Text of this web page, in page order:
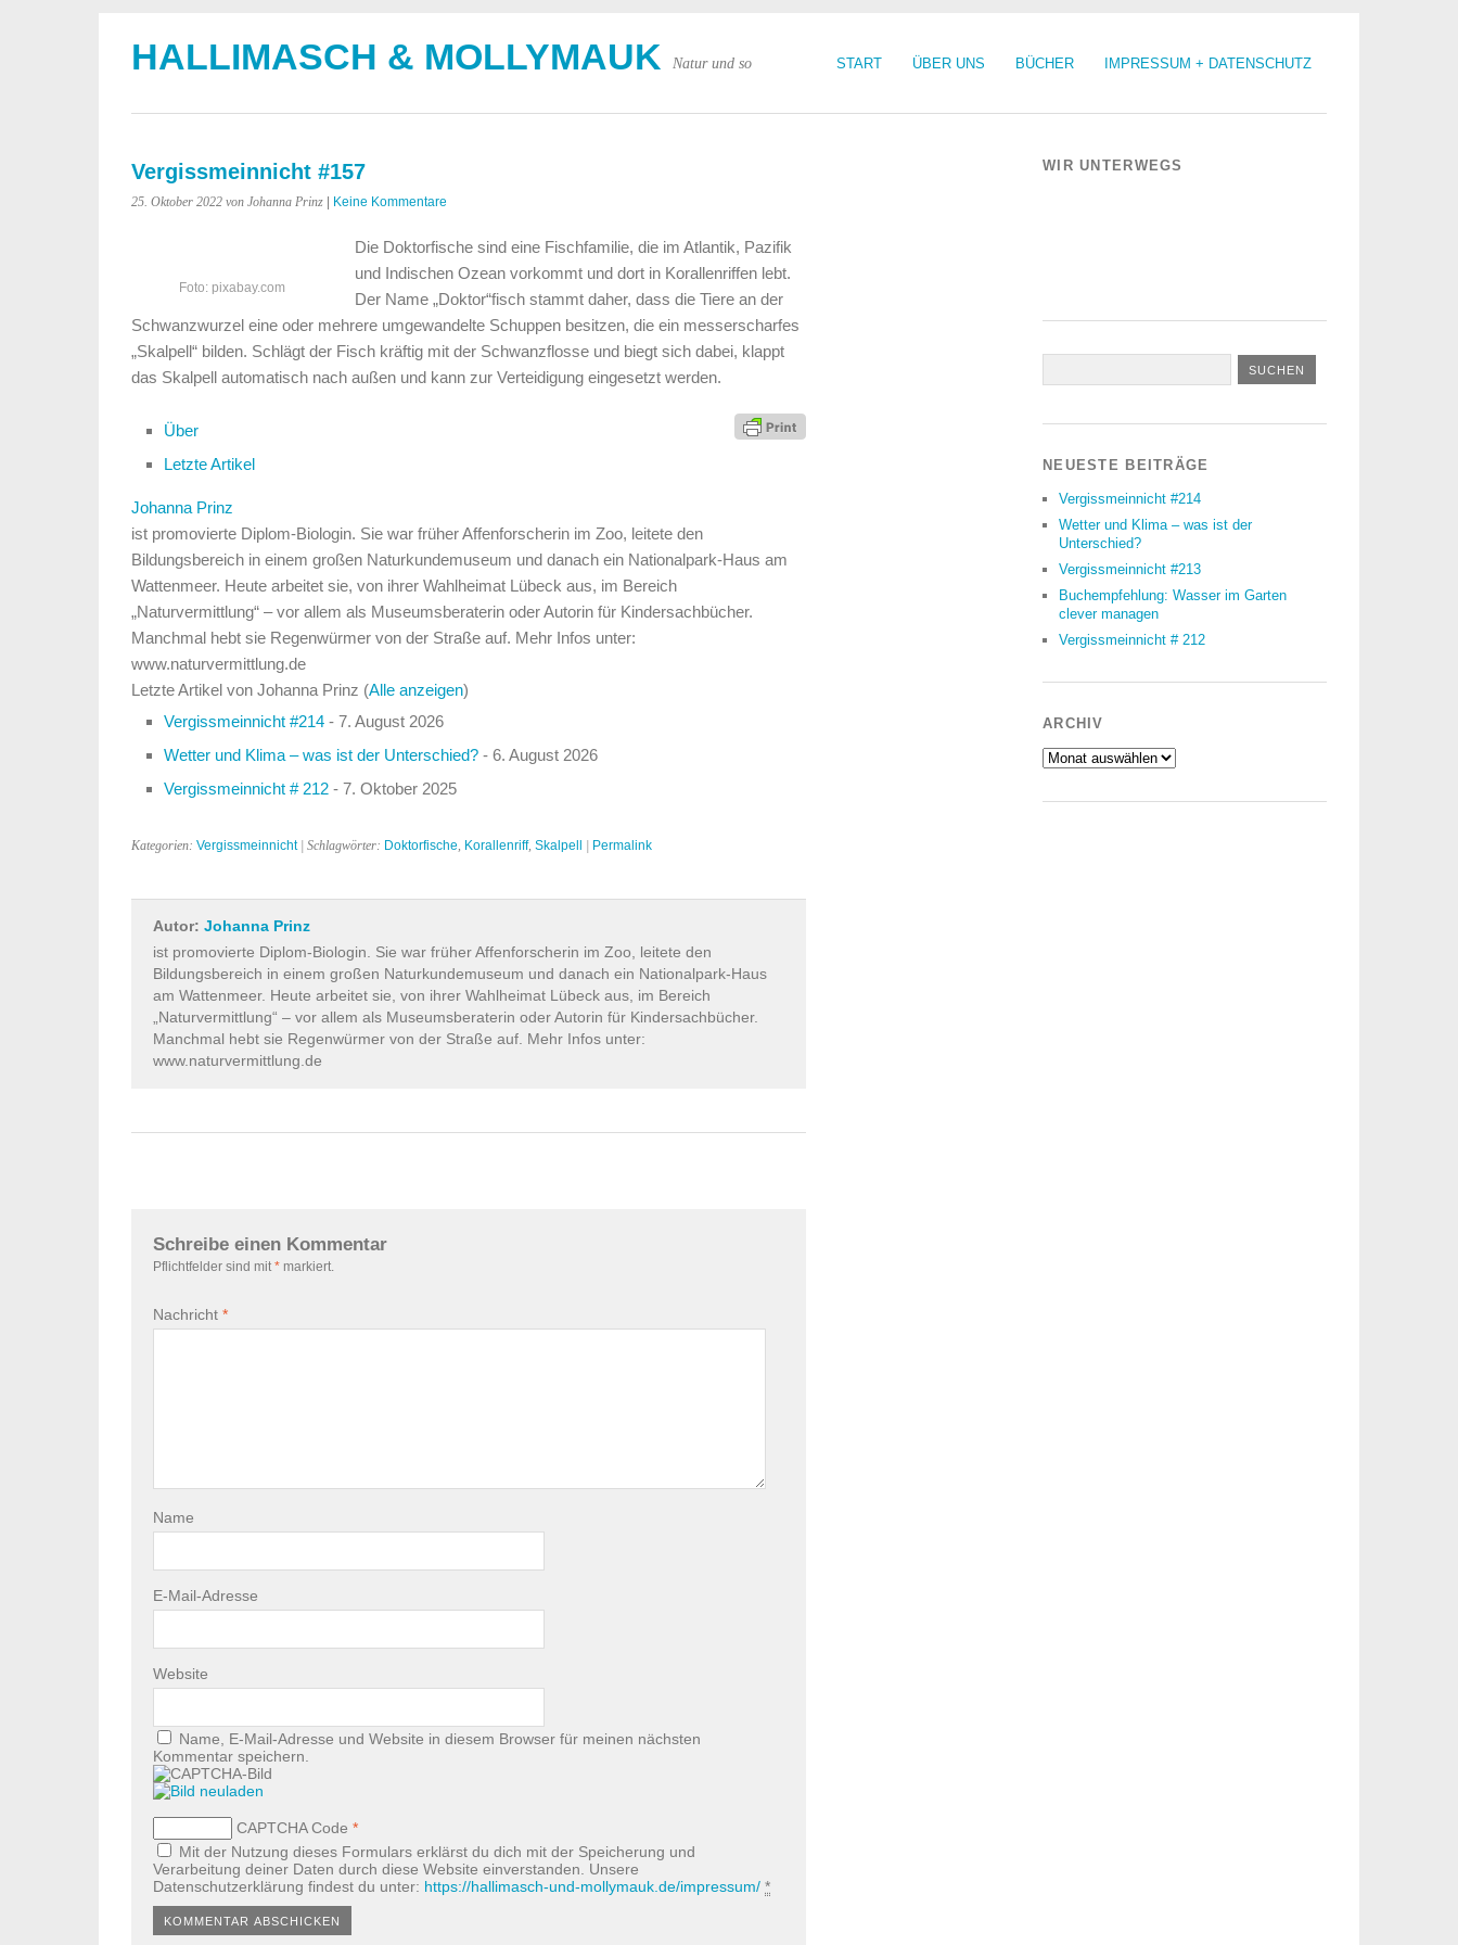
START ÜBER UNS BÜCHER IMPRESSUM + DATENSCHUTZ
HALLIMASCH & MOLLYMAUK Natur und so
Vergissmeinnicht #157
25. Oktober 2022 von Johanna Prinz Keine Kommentare
Foto: pixabay.com
Die Doktorfische sind eine Fischfamilie, die im Atlantik, Pazifik
und Indischen Ozean vorkommt und dort in Korallenriffen lebt.
Der Name „Doktor“fisch stammt daher, dass die Tiere an der
Schwanzwurzel eine oder mehrere umgewandelte Schuppen besitzen, die ein messerscharfes
„Skalpell“ bilden. Schlägt der Fisch kräftig mit der Schwanzflosse und biegt sich dabei, klappt
das Skalpell automatisch nach außen und kann zur Verteidigung eingesetzt werden.
Über
Letzte Artikel
Johanna Prinz
ist promovierte Diplom-Biologin. Sie war früher Affenforscherin im Zoo, leitete den
Bildungsbereich in einem großen Naturkundemuseum und danach ein Nationalpark-Haus am
Wattenmeer. Heute arbeitet sie, von ihrer Wahlheimat Lübeck aus, im Bereich
„Naturvermittlung“ – vor allem als Museumsberaterin oder Autorin für Kindersachbücher.
Manchmal hebt sie Regenwürmer von der Straße auf. Mehr Infos unter:
www.naturvermittlung.de
Letzte Artikel von Johanna Prinz (Alle anzeigen)
Vergissmeinnicht #214 - 7. August 2026
Wetter und Klima – was ist der Unterschied? - 6. August 2026
Vergissmeinnicht # 212 - 7. Oktober 2025
Kategorien: Vergissmeinnicht| Schlagwörter: Doktorfische, Korallenriff, Skalpell Permalink
Autor: Johanna Prinz
ist promovierte Diplom-Biologin. Sie war früher Affenforscherin im Zoo, leitete den
Bildungsbereich in einem großen Naturkundemuseum und danach ein Nationalpark-Haus
am Wattenmeer. Heute arbeitet sie, von ihrer Wahlheimat Lübeck aus, im Bereich
„Naturvermittlung“ – vor allem als Museumsberaterin oder Autorin für Kindersachbücher.
Manchmal hebt sie Regenwürmer von der Straße auf. Mehr Infos unter:
www.naturvermittlung.de
Schreibe einen Kommentar
Pflichtfelder sind mit * markiert.
Nachricht *
Name
E-Mail-Adresse
Website
Name, E-Mail-Adresse und Website in diesem Browser für meinen nächsten
Kommentar speichern.
CAPTCHA Code *
Mit der Nutzung dieses Formulars erklärst du dich mit der Speicherung und
Verarbeitung deiner Daten durch diese Website einverstanden. Unsere
Datenschutzerklärung findest du unter: https://hallimasch-und-mollymauk.de/impressum/ *
WIR UNTERWEGS
NEUESTE BEITRÄGE
Vergissmeinnicht #214
Wetter und Klima – was ist der
Unterschied?
Vergissmeinnicht #213
Buchempfehlung: Wasser im Garten
clever managen
Vergissmeinnicht # 212
ARCHIV
Archiv